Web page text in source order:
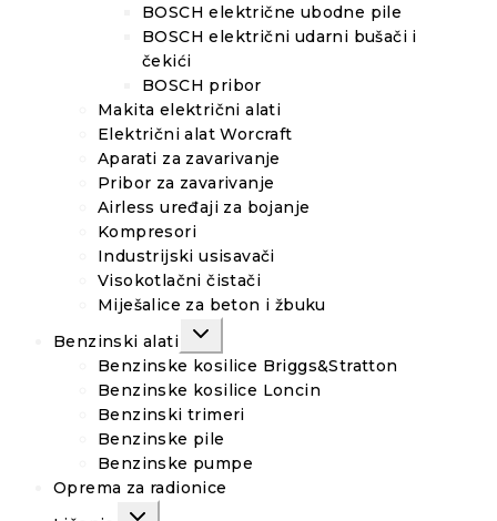
BOSCH električne ubodne pile
BOSCH električni udarni bušači i
čekići
BOSCH pribor
Makita električni alati
Električni alat Worcraft
Aparati za zavarivanje
Pribor za zavarivanje
Airless uređaji za bojanje
Kompresori
Industrijski usisavači
Visokotlačni čistači
Miješalice za beton i žbuku
Benzinski alati
TOGGLE
MENU
Benzinske kosilice Briggs&Stratton
Benzinske kosilice Loncin
Benzinski trimeri
Benzinske pile
Benzinske pumpe
Oprema za radionice
TOGGLE